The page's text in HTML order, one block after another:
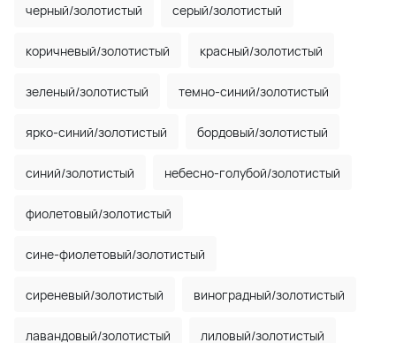
черный/золотистый серый/золотистый
коричневый/золотистый красный/золотистый
зеленый/золотистый темно-синий/золотистый
ярко-синий/золотистый бордовый/золотистый
синий/золотистый небесно-голубой/золотистый
фиолетовый/золотистый
сине-фиолетовый/золотистый
сиреневый/золотистый виноградный/золотистый
лавандовый/золотистый лиловый/золотистый